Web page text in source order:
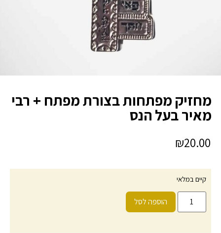
מחזיק מפתחות בצורת מפתח + רבי
מאיר בעל הנס
₪20.00
קיים במלאי
הוספה לסל